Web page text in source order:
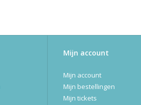
Mijn account
Mijn account
Mijn bestellingen
Mijn tickets